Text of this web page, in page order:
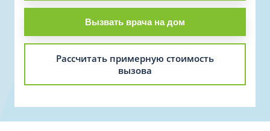
Вызвать врача на дом
Рассчитать примерную стоимость
вызова